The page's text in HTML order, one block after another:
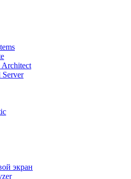
Architect
Server
экран